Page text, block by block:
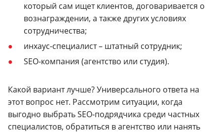
который сам ищет клиентов, договаривается о
вознаграждении, а также других условиях
сотрудничества;
инхаус-специалист – штатный сотрудник;
SEO-компания (агентство или студия).
Какой вариант лучше? Универсального ответа на
этот вопрос нет. Рассмотрим ситуации, когда
выгодно выбрать SEO-подрядчика среди частных
специалистов, обратиться в агентство или нанять